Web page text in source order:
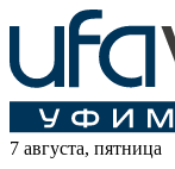
7 августа, пятница